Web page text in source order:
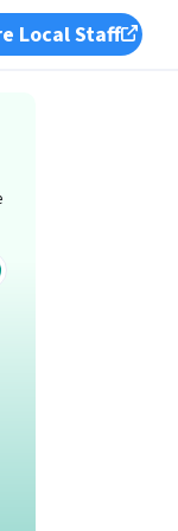
Local Staff